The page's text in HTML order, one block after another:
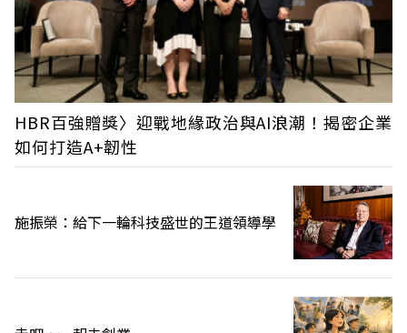
HBR百強贈獎〉迎戰地緣政治與AI浪潮！揭密企業
如何打造A+韌性
施振榮：給下一輪科技盛世的王道領導學